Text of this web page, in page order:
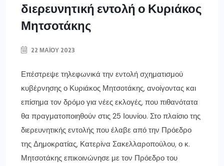
διερευνητική εντολή ο Κυριάκος
Μητσοτάκης
22 ΜΑΪ́ΟΥ 2023
Επέστρεψε τηλεφωνικά την εντολή σχηματισμού
κυβέρνησης ο Κυριάκος Μητσοτάκης, ανοίγοντας και
επίσημα τον δρόμο για νέες εκλογές, που πιθανότατα
θα πραγματοποιηθούν στις 25 Ιουνίου. Στο πλαίσιο της
διερευνητικής εντολής που έλαβε από την Πρόεδρο
της Δημοκρατίας, Κατερίνα Σακελλαροπούλου, ο κ.
Μητσοτάκης επικοινώνησε με τον Πρόεδρο του